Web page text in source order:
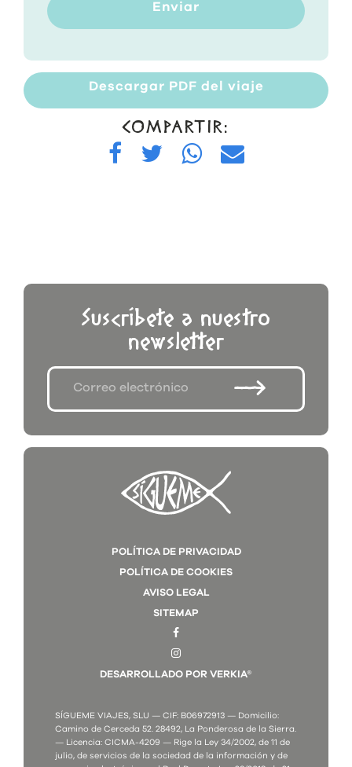
Enviar
Descargar PDF del viaje
COMPARTIR:
Suscríbete a nuestro
newsletter
POLÍTICA DE PRIVACIDAD
POLÍTICA DE COOKIES
AVISO LEGAL
SITEMAP
DESARROLLADO POR VERKIA®
SÍGUEME VIAJES, SLU — CIF: B06972913 — Domicilio:
Camino de Cerceda 52. 28492, La Ponderosa de la Sierra.
— Licencia: CICMA-4209 — Rige la Ley 34/2002, de 11 de
julio, de servicios de la sociedad de la información y de